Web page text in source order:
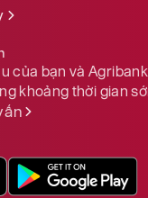
của bạn và
khoảng thời gian